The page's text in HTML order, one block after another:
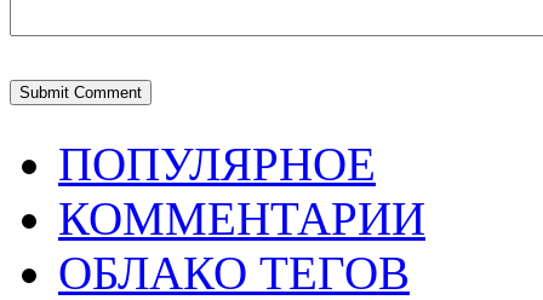
ПОПУЛЯРНОЕ
КОММЕНТАРИИ
ОБЛАКО ТЕГОВ